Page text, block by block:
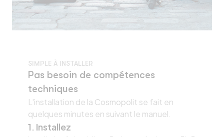
SIMPLE À INSTALLER
Pas besoin de compétences
techniques
L'installation de la Cosmopolit se fait en
quelques minutes en suivant le manuel.
1. Installez